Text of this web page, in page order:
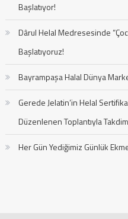
Başlatıyor!
Dârul Helal Medresesinde
Başlatıyoruz!
Bayrampaşa Halal Dünya
Gerede Jelatin’in Helal
Düzenlenen Toplantıyla
Her Gün Yediğimiz Günlük